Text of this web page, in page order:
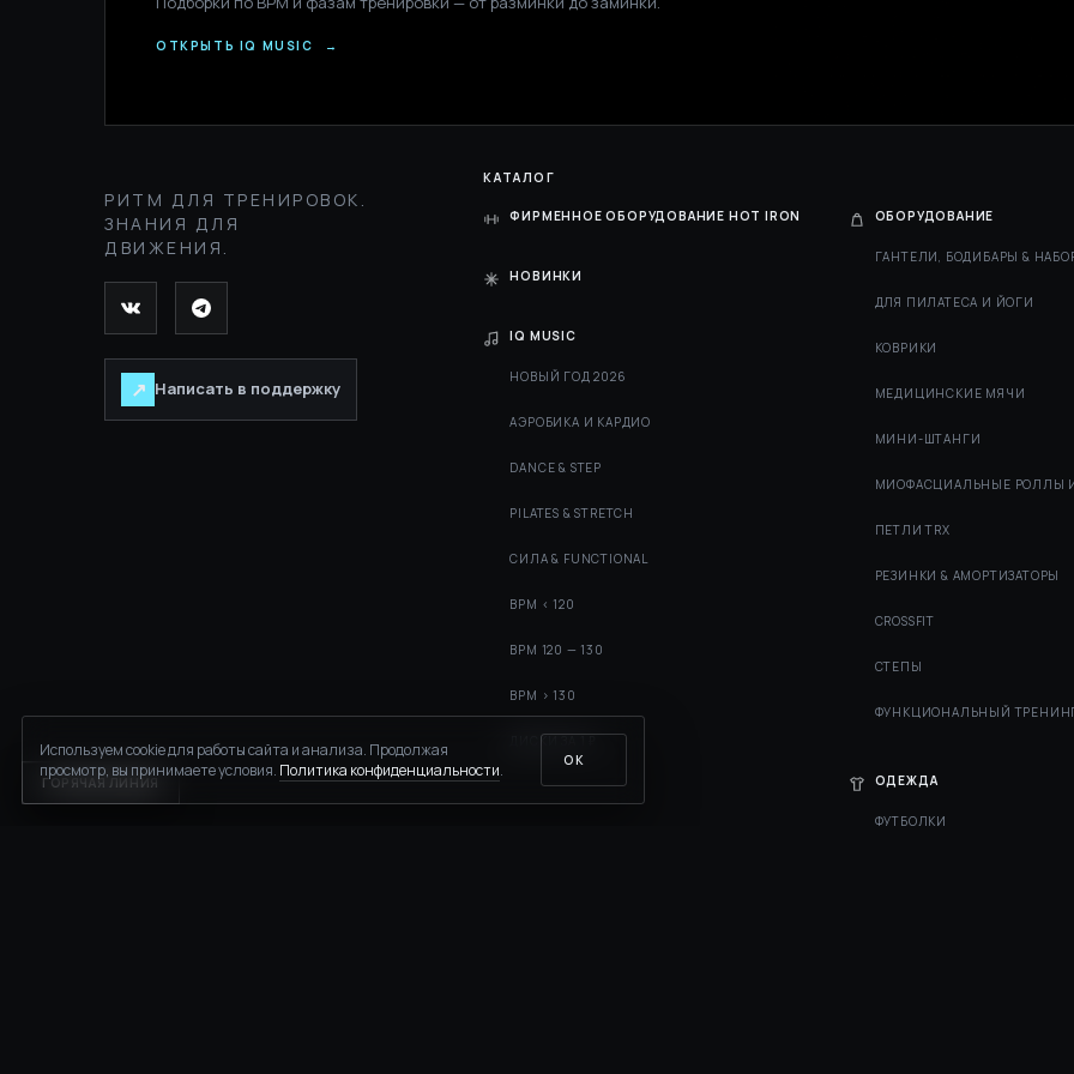
ГОРЯЧАЯ ЛИНИЯ
РИТМ ДЛЯ ТРЕНИРОВОК.
ЗНАНИЯ ДЛЯ
ДВИЖЕНИЯ.
↗ Написать в поддержку
ОТКРЫТЬ IQ MUSIC →
КАТАЛОГ
ФИРМЕННОЕ ОБОРУДОВАНИЕ HOT IRON
НОВИНКИ
IQ MUSIC
НОВЫЙ ГОД 2026
АЭРОБИКА И КАРДИО
DANCE & STEP
PILATES & STRETCH
СИЛА & FUNCTIONAL
BPM < 120
BPM 120 — 130
BPM > 130
ДИСКИ ЗА 1 ₽
ОБОРУДОВАНИЕ
ГАНТЕЛИ, БОДИБАРЫ &
ДЛЯ ПИЛАТЕСА И ЙОГИ
КОВРИКИ
МЕДИЦИНСКИЕ МЯЧИ
МИНИ-ШТАНГИ
МИОФАСЦИАЛЬНЫЕ РОЛЛЫ
ПЕТЛИ TRX
РЕЗИНКИ & АМОРТИЗАТОРЫ
СROSSFIT
СТЕПЫ
ФУНКЦИОНАЛЬНЫЙ
ОДЕЖДА
ФУТБОЛКИ
Используем cookie для работы сайта и анализа. Продолжая
просмотр, вы принимаете условия. Политика конфиденциальности. ОК